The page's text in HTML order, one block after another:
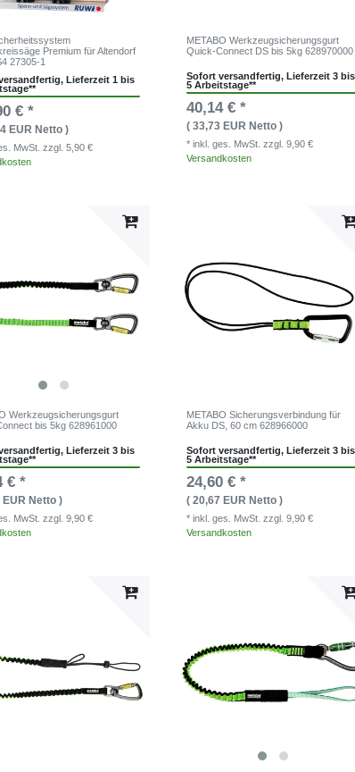
Premium für Altendorf
27305-1
Lieferzeit 1 bis
€ *
EUR Netto )
MwSt.zzgl. 5,90 €
METABO Werkzeugsicherungsgurt
Quick-Connect DS bis 5kg 628970000
Sofort versandfertig, Lieferzeit 3 bis
5 Arbeitstage**
40,14 € *
( 33,73 EUR Netto )
* inkl. ges. MwSt. zzgl. 9,90 €
Versandkosten
Werkzeugsicherungsgurt
bis 5kg 628961000
Lieferzeit 3 bis
€ *
EUR Netto )
MwSt.zzgl. 9,90 €
METABO Sicherungsverbindung für
Akku DS, 60 cm 628966000
Sofort versandfertig, Lieferzeit 3 bis
5 Arbeitstage**
24,60 € *
( 20,67 EUR Netto )
* inkl. ges. MwSt. zzgl. 9,90 €
Versandkosten